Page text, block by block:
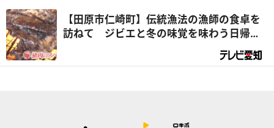
【田原市仁崎町】伝統漁法の漁師の食卓を
訪ねて ジビエと冬の味覚を味わう日帰り